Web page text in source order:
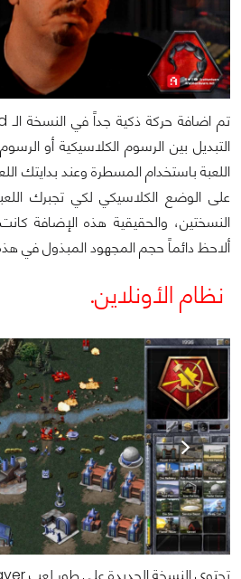
التبديل بين الرسوم الكلاسيكية أو
اللعبة باستخدام المسطرة وعند بدايتك
على الوضع الكلاسيكي لكي تجبرك
النسختين، والحقيقية هذه الإضافة
ألاحظ دائماً حجم المجهود المبذول في
نظام الأونلاين.